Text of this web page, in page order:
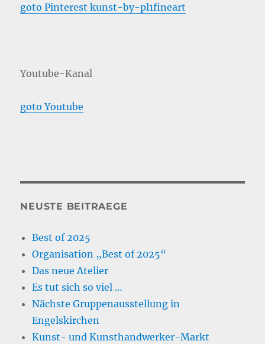
goto Pinterest kunst-by-pl1fineart
Youtube-Kanal
goto Youtube
NEUSTE BEITRAEGE
Best of 2025
Organisation „Best of 2025“
Das neue Atelier
Es tut sich so viel …
Nächste Gruppenausstellung in
Engelskirchen
Kunst- und Kunsthandwerker-Markt